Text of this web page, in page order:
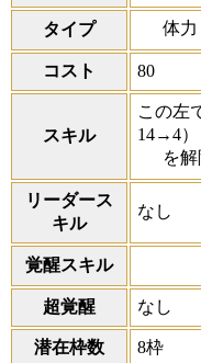
タイプ 体力
コスト 80
スキル
この左
14→4）
を
リーダース
キル
なし
覚醒スキル
超覚醒 なし
潜在枠数 8枠